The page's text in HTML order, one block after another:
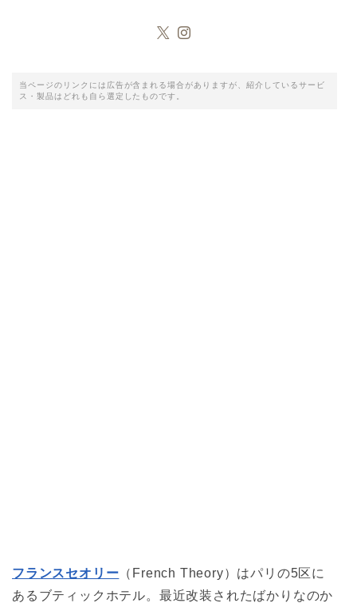
当ページのリンクには広告が含まれる場合がありますが、紹介しているサービ
ス・製品はどれも自ら選定したものです。
フランスセオリー （French Theory）はパリの5区に
あるブティックホテル。最近改装されたばかりなのか